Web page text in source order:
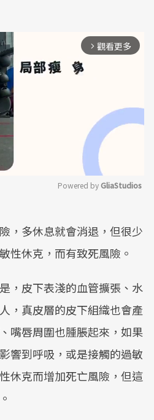
arrow_forward_ios 觀看更多
Powered by GliaStudios
，多休息就會消退，但很少
性休克，而有致死風險。
，皮下表淺的血管擴張、水
，真皮層的皮下組織也會產
嘴唇周圍也腫脹起來，如果
響到呼吸，或是接觸的過敏
休克而增加死亡風險，但這